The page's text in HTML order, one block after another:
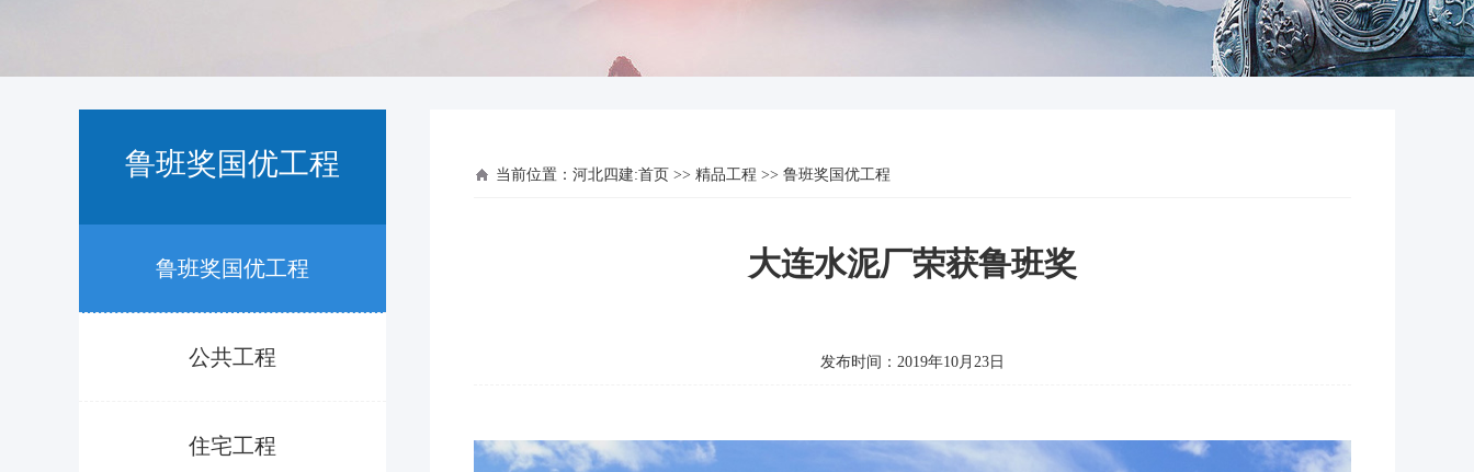
鲁班奖国优工程
鲁班奖国优工程
公共工程
住宅工程
当前位置： 河北四建:首页 >> 精品工程 >> 鲁班奖国优工程
大连水泥厂荣获鲁班奖
发布时间：2019年10月23日